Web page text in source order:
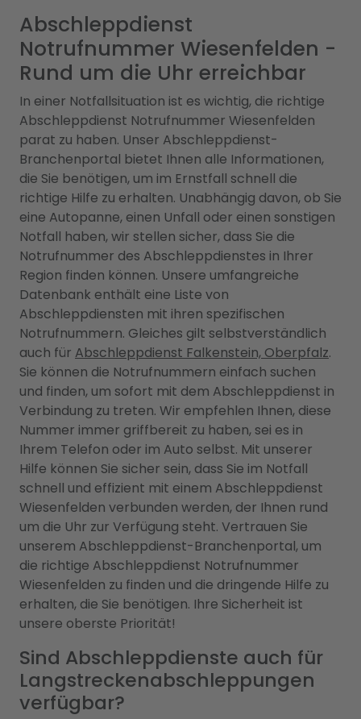
Abschleppdienst
Notrufnummer Wiesenfelden -
Rund um die Uhr erreichbar
In einer Notfallsituation ist es wichtig, die richtige
Abschleppdienst Notrufnummer Wiesenfelden
parat zu haben. Unser Abschleppdienst-
Branchenportal bietet Ihnen alle Informationen,
die Sie benötigen, um im Ernstfall schnell die
richtige Hilfe zu erhalten. Unabhängig davon, ob Sie
eine Autopanne, einen Unfall oder einen sonstigen
Notfall haben, wir stellen sicher, dass Sie die
Notrufnummer des Abschleppdienstes in Ihrer
Region finden können. Unsere umfangreiche
Datenbank enthält eine Liste von
Abschleppdiensten mit ihren spezifischen
Notrufnummern. Gleiches gilt selbstverständlich
auch für Abschleppdienst Falkenstein, Oberpfalz.
Sie können die Notrufnummern einfach suchen
und finden, um sofort mit dem Abschleppdienst in
Verbindung zu treten. Wir empfehlen Ihnen, diese
Nummer immer griffbereit zu haben, sei es in
Ihrem Telefon oder im Auto selbst. Mit unserer
Hilfe können Sie sicher sein, dass Sie im Notfall
schnell und effizient mit einem Abschleppdienst
Wiesenfelden verbunden werden, der Ihnen rund
um die Uhr zur Verfügung steht. Vertrauen Sie
unserem Abschleppdienst-Branchenportal, um
die richtige Abschleppdienst Notrufnummer
Wiesenfelden zu finden und die dringende Hilfe zu
erhalten, die Sie benötigen. Ihre Sicherheit ist
unsere oberste Priorität!
Sind Abschleppdienste auch für
Langstreckenabschleppungen
verfügbar?